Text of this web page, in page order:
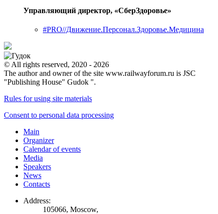
Управляющий директор, «СберЗдоровье»
#PRO//Движение.Персонал.Здоровье.Медицина
© All rights reserved, 2020 - 2026
The author and owner of the site www.railwayforum.ru is JSC
"Publishing House" Gudok ".
Rules for using site materials
Consent to personal data processing
Main
Organizer
Calendar of events
Media
Speakers
News
Contacts
Address:
105066, Moscow,